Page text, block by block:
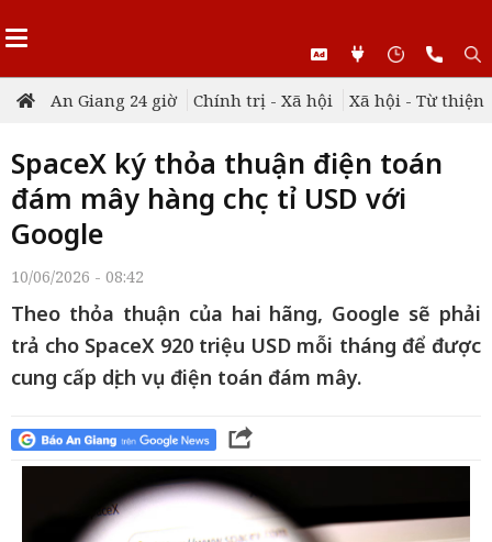
An Giang 24 giờ Chính trị - Xã hội Xã hội - Từ thiện
SpaceX ký thỏa thuận điện toán
đám mây hàng chục tỉ USD với
Google
10/06/2026 - 08:42
Theo thỏa thuận của hai hãng, Google sẽ phải
trả cho SpaceX 920 triệu USD mỗi tháng để được
cung cấp dịch vụ điện toán đám mây.